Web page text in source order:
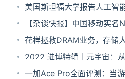
美国斯坦福大学报告人工智
人类
【杂谈快报】中国移动实名
驾驶公司Waymo开启裁员，
花样拯救DRAM业务，存储
2022 进博特辑｜元宇宙
一加Ace Pro全面评测：当